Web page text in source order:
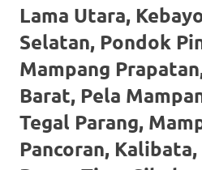
Get
the
facts
https://
anchor
Lama Utara,
Selatan, Pondok
Mampang
Barat, Pela
Tegal Parang,
Pancoran,